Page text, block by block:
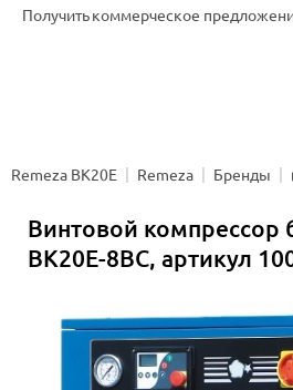
Получитькоммерческое
Remeza ВК20Е Remeza
Бренды
Винтовой компрессор
ВК20Е-8ВС, артикул